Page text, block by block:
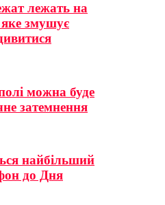
лежать на
яке змушує
можна буде
затемнення
найбільший
до Дня